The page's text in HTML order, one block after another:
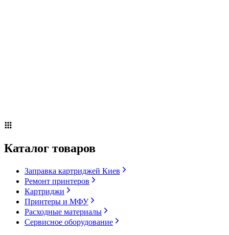
Каталог товаров
Заправка картриджей Киев
Ремонт принтеров
Картриджи
Принтеры и МФУ
Расходные материалы
Сервисное оборудование